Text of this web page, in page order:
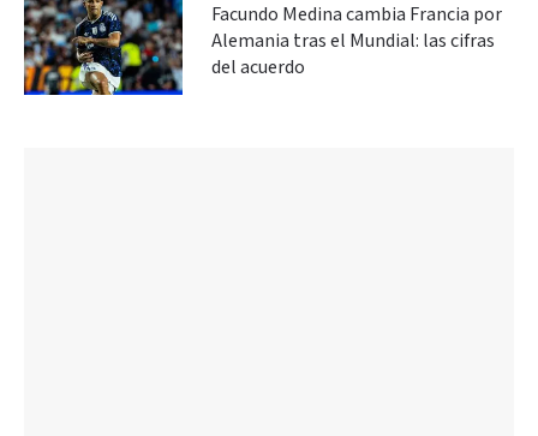
Facundo Medina cambia Francia por
Alemania tras el Mundial: las cifras
del acuerdo